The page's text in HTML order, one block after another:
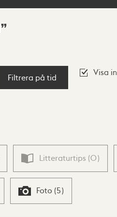
Filtrera på tid
Visa
Litteraturtips (0)
Foto (5)